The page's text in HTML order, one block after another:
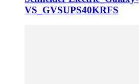
VS_GVSUPS40KRFS